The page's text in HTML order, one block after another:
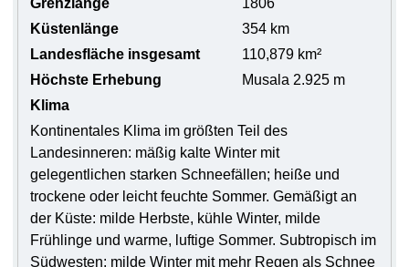
Grenzlänge
1806
Küstenlänge
354 km
Landesfläche insgesamt
110,879 km²
Höchste Erhebung
Musala 2.925 m
Klima
Kontinentales Klima im größten Teil des
Landesinneren: mäßig kalte Winter mit
gelegentlichen starken Schneefällen; heiße und
trockene oder leicht feuchte Sommer. Gemäßigt an
der Küste: milde Herbste, kühle Winter, milde
Frühlinge und warme, luftige Sommer. Subtropisch im
Südwesten: milde Winter mit mehr Regen als Schnee